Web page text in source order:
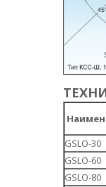
GSLO-30
GSLO-60
GSLO-80